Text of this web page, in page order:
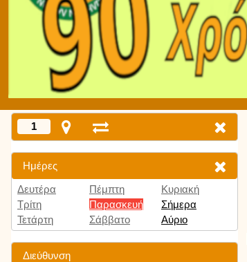
1
Ημέρες
Δευτέρα
Τρίτη
Τετάρτη
Πέμπτη
Παρασκευή
Σάββατο
Κυριακή
Σήμερα
Αύριο
Διεύθυνση